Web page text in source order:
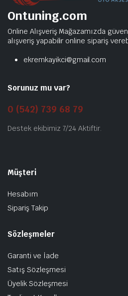
Ontuning.com
Online Alışveriş Mağazamızda
alışveriş yapabilir online sipariş
ekremkayikci@gmail.com
Sorunuz mu var?
0 (542) 739 68 79
Destek ekibimiz 7/24 Aktiftir.
Müşteri
Hesabım
Sipariş Takip
Sözleşmeler
Garanti ve İade
Satış Sözleşmesi
Üyelik Sözleşmesi